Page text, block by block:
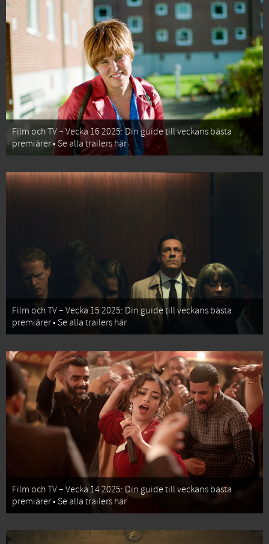
Film och TV – Vecka 16 2025: Din guide till veckans bästa
premiärer • Se alla trailers här
Film och TV – Vecka 15 2025: Din guide till veckans bästa
premiärer • Se alla trailers här
Film och TV – Vecka 14 2025: Din guide till veckans bästa
premiärer • Se alla trailers här